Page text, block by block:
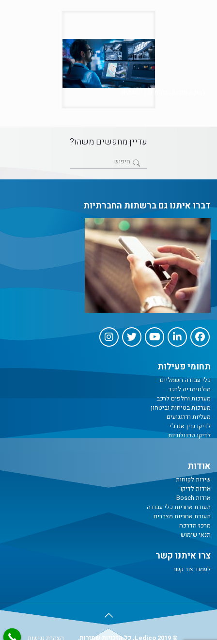
עדיין מחפשים משהו?
דברו איתנו גם ברשתות החברתיות
תחומי פעילות
כלי עבודה חשמליים
מולטימדיה לרכב
מערכות וחלפים לרכב
מערכות בטיחות וביטחון
מעליות ודרגנועים
לדיקו גרין אנרג'י
לדיקו טכנולוגיות
אודות
שירות לקוחות
אודות לדיקו
אודות Bosch
תעודת אחריות כלי עבודה
תעודת אחריות מצברים
מרכז הדרכה
תנאי שימוש
צרו איתנו קשר
לעמוד צור קשר
© Ledico 2019, כל הזכויות שמורות. הצהרת נגישות